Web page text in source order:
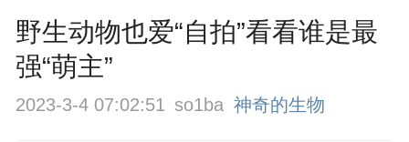
野生动物也爱“自拍”看看谁是最
强“萌主”
2023-3-4 07:02:51 so1ba 神奇的生物